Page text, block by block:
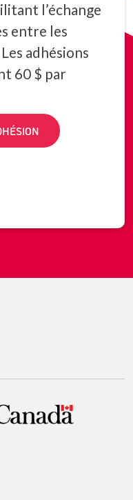
l’échange
entre les
adhésions
60 $ par